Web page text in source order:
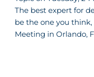
The best expert for
be the one you
Meeting in Orlando,